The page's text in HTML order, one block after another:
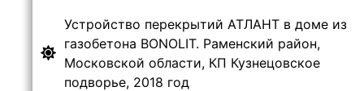
Устройство перекрытий АТЛАНТ в доме из
газобетона BONOLIT. Раменский район,
Московской области, КП Кузнецовское
подворье, 2018 год